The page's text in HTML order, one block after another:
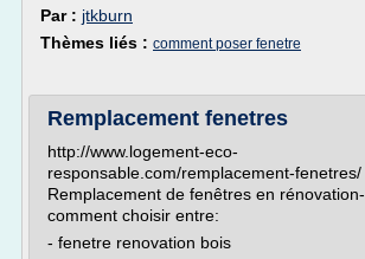
Par : jtkburn
Thèmes liés : comment poser fenetre
Remplacement fenetres
http://www.logement-eco-
responsable.com/remplacement-fenetres/
Remplacement de fenêtres en rénovation-
comment choisir entre:
- fenetre renovation bois